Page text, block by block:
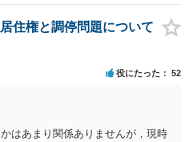
住権と調停問題について
役にたった 52
はあまり関係ありませんが，現時